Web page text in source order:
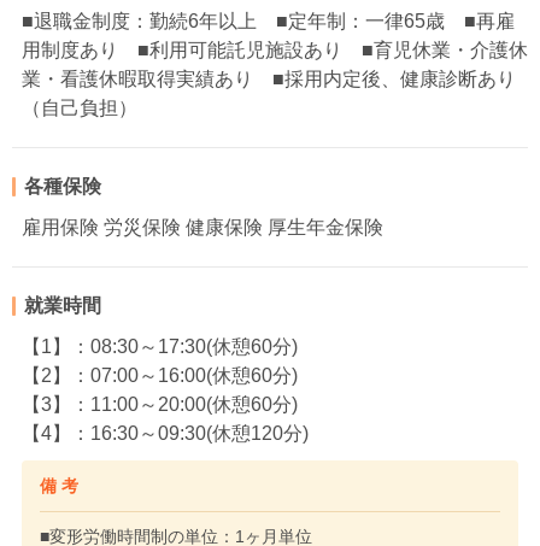
■退職金制度：勤続6年以上 ■定年制：一律65歳 ■再雇
用制度あり ■利用可能託児施設あり ■育児休業・介護休
業・看護休暇取得実績あり ■採用内定後、健康診断あり
（自己負担）
各種保険
雇用保険 労災保険 健康保険 厚生年金保険
就業時間
【1】：08:30～17:30(休憩60分)
【2】：07:00～16:00(休憩60分)
【3】：11:00～20:00(休憩60分)
【4】：16:30～09:30(休憩120分)
備 考
■変形労働時間制の単位：1ヶ月単位